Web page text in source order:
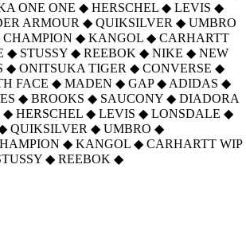
ONE ONE ◆ HERSCHEL ◆ LEVIS ◆
ARMOUR ◆ QUIKSILVER ◆ UMBRO
CHAMPION ◆ KANGOL ◆ CARHARTT
◆ STUSSY ◆ REEBOK ◆ NIKE ◆ NEW
◆ ONITSUKA TIGER ◆ CONVERSE ◆
FACE ◆ MADEN ◆ GAP ◆ ADIDAS ◆
◆ BROOKS ◆ SAUCONY ◆ DIADORA
◆ HERSCHEL ◆ LEVIS ◆ LONSDALE ◆
QUIKSILVER ◆ UMBRO ◆
◆ KANGOL ◆ CARHARTT WIP
◆ REEBOK ◆